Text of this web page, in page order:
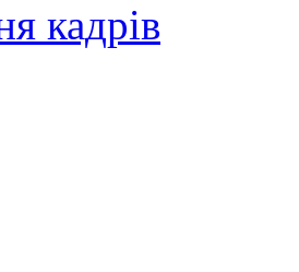
кадрів